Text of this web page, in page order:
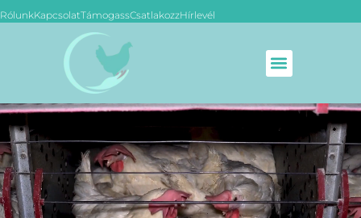
RólunkKapcsolatTámogassCsatlakozzHírlevél